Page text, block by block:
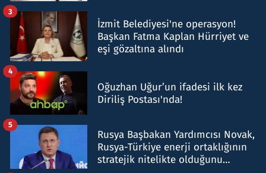
İzmit Belediyesi'ne operasyon!
Başkan Fatma Kaplan Hürriyet ve
eşi gözaltına alındı
3
Oğuzhan Uğur’un ifadesi ilk kez
Diriliş Postası'nda!
4
Rusya Başbakan Yardımcısı Novak,
Rusya-Türkiye enerji ortaklığının
stratejik nitelikte olduğunu
5